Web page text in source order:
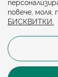
повече,
БИСКВИТКИ.